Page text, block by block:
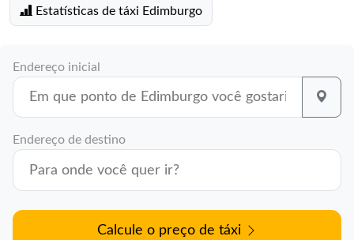
Estatísticas de táxi Edimburgo
Endereço inicial
Endereço de destino
Calcule o preço de táxi